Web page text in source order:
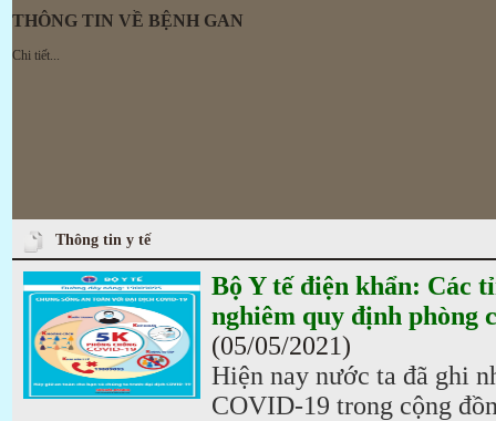
THÔNG TIN VỀ BỆNH GAN
Chi tiết...
Thông tin y tế
Bộ Y tế điện khẩn: Các
nghiêm quy định phòng
(05/05/2021)
Hiện nay nước ta đã ghi
COVID-19 trong cộng